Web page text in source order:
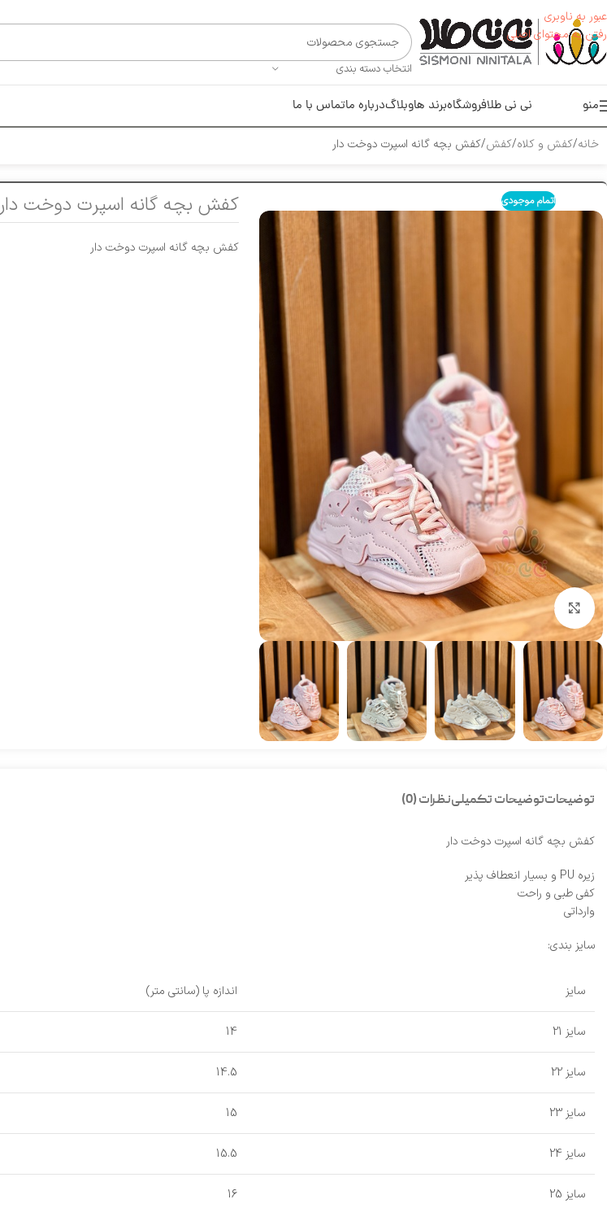
عبور به ناوبری
رفتن به محتوای اصلی
انتخاب دسته بندی
منو نی نی طلافروشگاهبرند هاوبلاگدرباره ماتماس با ما
خانه کفش و کلاه کفش کفش بچه گانه اسپرت دوخت دار
اتمام موجودی
بزرگنمایی تصویر
کفش بچه گانه اسپرت دوخت دار
کفش بچه گانه اسپرت دوخت دار
توضیحاتتوضیحات تکمیلینظرات (0)
کفش بچه گانه اسپرت دوخت دار
زیره PU و بسیار انعطاف پذیر
کفی طبی و راحت
وارداتی
سایز بندی:
سایز اندازه پا (سانتی متر)
سایز 21 14
سایز 22 14.5
سایز 23 15
سایز 24 15.5
سایز 25 16